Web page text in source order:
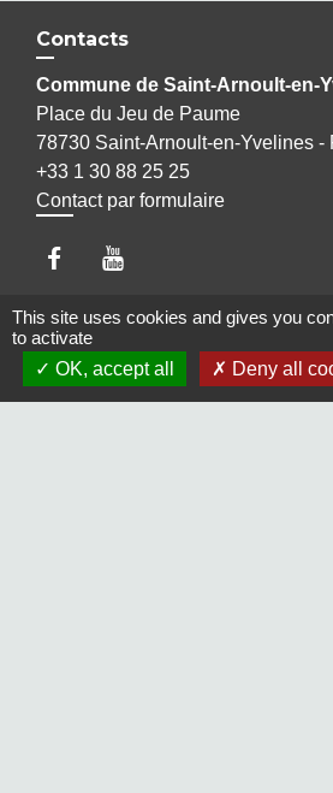
Contacts
Commune de Saint-Arnoult-en-
Place du Jeu de Paume
78730 Saint-Arnoult-en-Yvelines -
+33 1 30 88 25 25
Contact par formulaire
Liens
This site uses cookies and gives you
to activate
OK, accept all
Deny all